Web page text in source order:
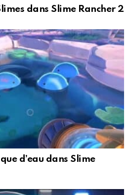
dans Slime Rancher 2
d’eau dans Slime